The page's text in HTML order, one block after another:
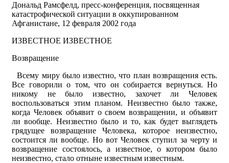
Дональд Рамсфелд, пресс-конференция, посвященная
катастрофической ситуации в оккупированном
Афганистане, 12 февраля 2002 года
ИЗВЕСТНОЕ ИЗВЕСТНОЕ
Возвращение
Всему миру было известно, что план возвращения есть.
Все говорили о том, что он собирается вернуться. Но
никому не было известно, захочет ли Человек
воспользоваться этим планом. Неизвестно было также,
когда Человек объявит о своем возвращении, и объявит
ли вообще. Неизвестно было и то, как будет выглядеть
грядущее возвращение Человека, которое неизвестно,
состоится ли вообще. Но вот Человек ступил за черту и
возвращение состоялось, а известное, о котором было
неизвестно, стало отныне известным известным.